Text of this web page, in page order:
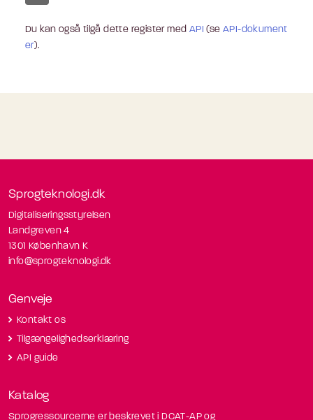
Du kan også tilgå dette register med API (seAPI-dokument
er).
Sprogteknologi.dk
Digitaliseringsstyrelsen
Landgreven 4
1301 København K
info@sprogteknologi.dk
Genveje
Kontakt os
Tilgængelighedserklæring
API guide
Katalog
Sprogressourcerne er beskrevet i DCAT-AP og